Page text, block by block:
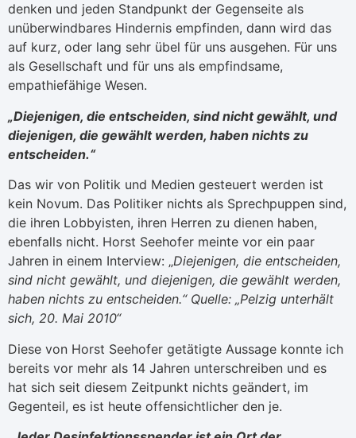
denken und jeden Standpunkt der Gegenseite als
unüberwindbares Hindernis empfinden, dann wird das
auf kurz, oder lang sehr übel für uns ausgehen. Für uns
als Gesellschaft und für uns als empfindsame,
empathiefähige Wesen.
„Diejenigen, die entscheiden, sind nicht gewählt, und
diejenigen, die gewählt werden, haben nichts zu
entscheiden.“
Das wir von Politik und Medien gesteuert werden ist
kein Novum. Das Politiker nichts als Sprechpuppen sind,
die ihren Lobbyisten, ihren Herren zu dienen haben,
ebenfalls nicht. Horst Seehofer meinte vor ein paar
Jahren in einem Interview: „Diejenigen, die entscheiden,
sind nicht gewählt, und diejenigen, die gewählt werden,
haben nichts zu entscheiden.“ Quelle: „Pelzig unterhält
sich, 20. Mai 2010“
Diese von Horst Seehofer getätigte Aussage konnte ich
bereits vor mehr als 14 Jahren unterschreiben und es
hat sich seit diesem Zeitpunkt nichts geändert, im
Gegenteil, es ist heute offensichtlicher den je.